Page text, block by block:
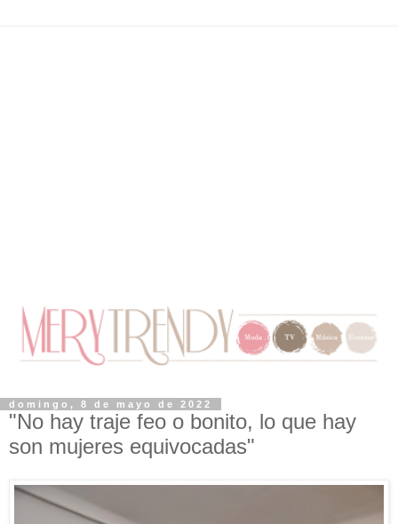
domingo, 8 de mayo de 2022
"No hay traje feo o bonito, lo que hay
son mujeres equivocadas"